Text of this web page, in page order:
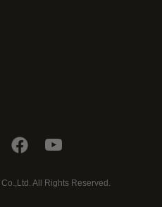
All Rights Reserved.